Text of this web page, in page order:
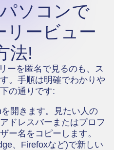
ソコンで
リービュー
法!
ーを匿名で見るのも、ス
。手順は明確でわかりや
の通りです:
開きます。見たい人の
ドレスバーまたはプロフ
ー名をコピーします。
、Firefoxなど)で新しい